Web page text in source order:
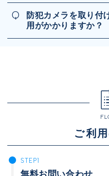
Q
防犯カメラを取り付
用がかかりますか？
ご利
無料お問い合わせ